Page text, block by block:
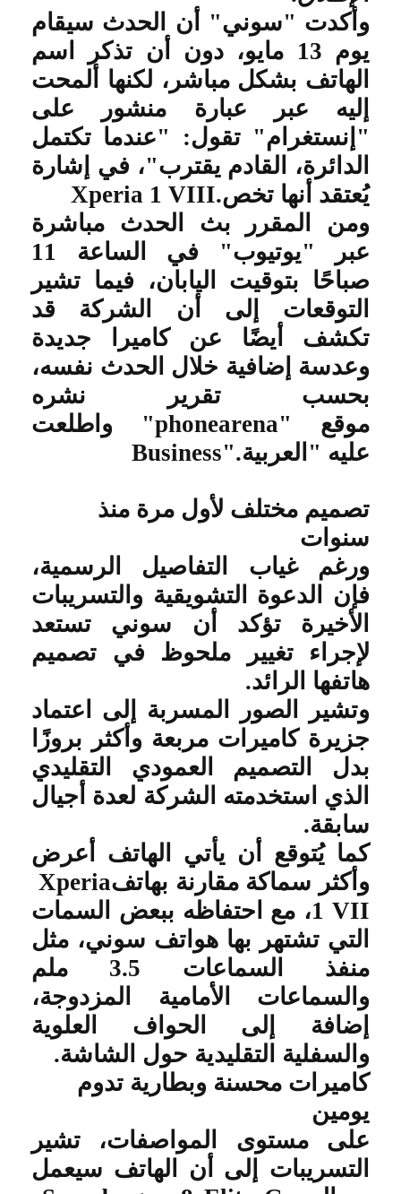
وأكدت "سوني" أن الحدث سيقام
يوم 13 مايو، دون أن تذكر اسم
الهاتف بشكل مباشر، لكنها ألمحت
إليه عبر عبارة منشور على
"إنستغرام" تقول: "عندما تكتمل
الدائرة، القادم يقترب"، في إشارة
يُعتقد أنها تخصXperia 1 VIII.
ومن المقرر بث الحدث مباشرة
عبر "يوتيوب" في الساعة 11
صباحًا بتوقيت اليابان، فيما تشير
التوقعات إلى أن الشركة قد
تكشف أيضًا عن كاميرا جديدة
وعدسة إضافية خلال الحدث نفسه،
بحسب تقرير نشره
موقع "phonearena" واطلعت
عليه "العربيةBusiness".
تصميم مختلف لأول مرة منذ
سنوات
ورغم غياب التفاصيل الرسمية،
فإن الدعوة التشويقية والتسريبات
الأخيرة تؤكد أن سوني تستعد
لإجراء تغيير ملحوظ في تصميم
هاتفها الرائد.
وتشير الصور المسربة إلى اعتماد
جزيرة كاميرات مربعة وأكثر بروزًا
بدل التصميم العمودي التقليدي
الذي استخدمته الشركة لعدة أجيال
سابقة.
كما يُتوقع أن يأتي الهاتف أعرض
وأكثر سماكة مقارنة بهاتفXperia
1 VII، مع احتفاظه ببعض السمات
التي تشتهر بها هواتف سوني، مثل
منفذ السماعات 3.5 ملم
والسماعات الأمامية المزدوجة،
إضافة إلى الحواف العلوية
والسفلية التقليدية حول الشاشة.
كاميرات محسنة وبطارية تدوم
يومين
على مستوى المواصفات، تشير
التسريبات إلى أن الهاتف سيعمل